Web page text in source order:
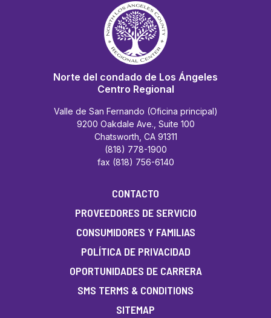
Norte del condado de Los Ángeles
Centro Regional
Valle de San Fernando (Oficina principal)
9200 Oakdale Ave., Suite 100
Chatsworth, CA 91311
(818) 778-1900
fax (818) 756-6140
CONTACTO
PROVEEDORES DE SERVICIO
CONSUMIDORES Y FAMILIAS
POLÍTICA DE PRIVACIDAD
OPORTUNIDADES DE CARRERA
SMS TERMS & CONDITIONS
SITEMAP